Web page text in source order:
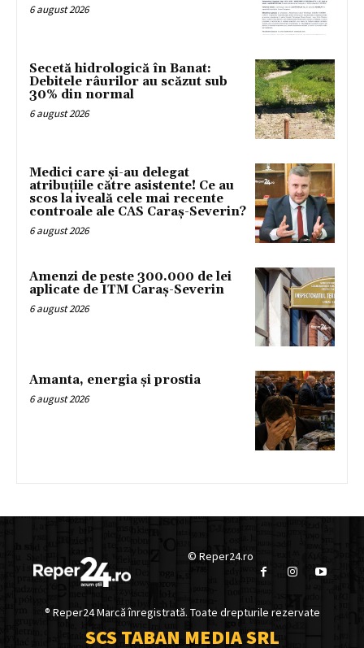
6 august 2026
Secetă hidrologică în Banat:
Debitele râurilor au scăzut sub
30% din normal
6 august 2026
Medici care și-au delegat
atribuțiile către asistente! Ce au
scos la iveală cele mai recente
controale ale CAS Caraș-Severin?
6 august 2026
Amenzi de peste 300.000 de lei
aplicate de ITM Caraș-Severin
6 august 2026
Amanta, energia și prostia
6 august 2026
© Reper24.ro
® Reper24 Marcă înregistrată. Toate drepturile rezervate
SCS TABAN MEDIA SRL